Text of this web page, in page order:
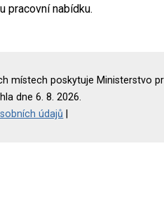
pracovní nabídku.
místech poskytuje Ministerstvo
dne 6. 8. 2026.
údajů